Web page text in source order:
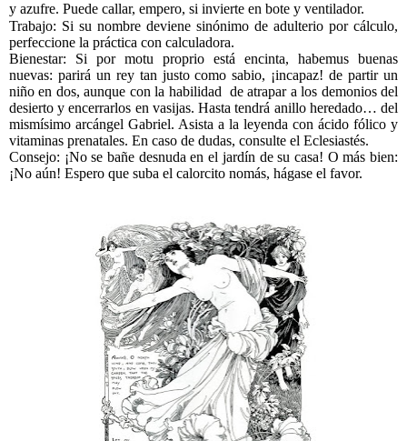
y azufre. Puede callar, empero, si invierte en bote y ventilador.
Trabajo: Si su nombre deviene sinónimo de adulterio por cálculo,
perfeccione la práctica con calculadora.
Bienestar: Si por motu proprio está encinta, habemus buenas
nuevas: parirá un rey tan justo como sabio, ¡incapaz! de partir un
niño en dos, aunque con la habilidad de atrapar a los demonios del
desierto y encerrarlos en vasijas. Hasta tendrá anillo heredado… del
mismísimo arcángel Gabriel. Asista a la leyenda con ácido fólico y
vitaminas prenatales. En caso de dudas, consulte el Eclesiastés.
Consejo: ¡No se bañe desnuda en el jardín de su casa! O más bien:
¡No aún! Espero que suba el calorcito nomás, hágase el favor.